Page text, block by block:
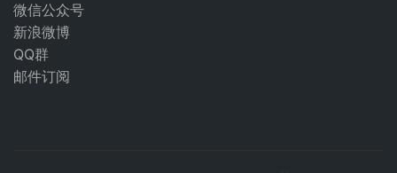
微信公众号
新浪微博
QQ群
邮件订阅